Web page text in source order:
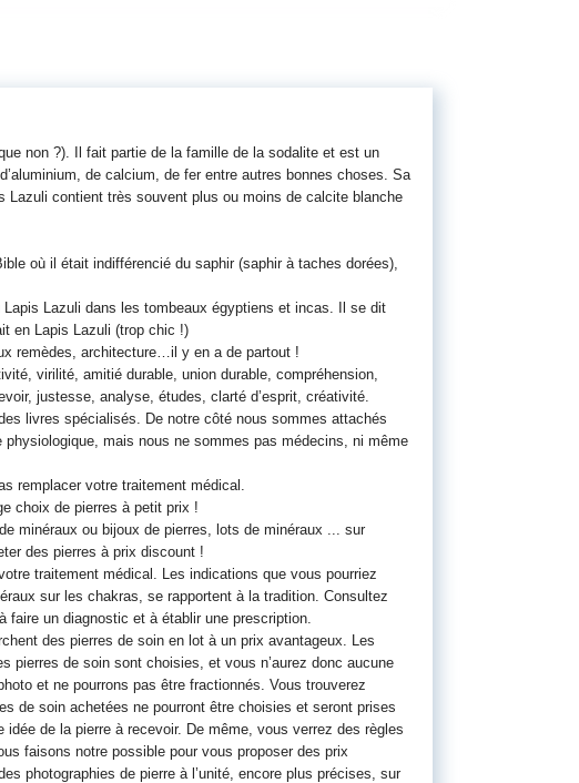
non ?). Il fait partie de la famille de la sodalite et est un
de calcium, de fer entre autres bonnes choses. Sa
Lazuli contient très souvent plus ou moins de calcite blanche
où il était indifférencié du saphir (saphir à taches dorées),
Lazuli dans les tombeaux égyptiens et incas. Il se dit
en Lapis Lazuli (trop chic !)
remèdes, architecture…il y en a de partout !
virilité, amitié durable, union durable, compréhension,
justesse, analyse, études, clarté d’esprit, créativité.
livres spécialisés. De notre côté nous sommes attachés
mais nous ne sommes pas médecins, ni même
remplacer votre traitement médical.
choix de pierres à petit prix !
minéraux ou bijoux de pierres, lots de minéraux ... sur
des pierres à prix discount !
traitement médical. Les indications que vous pourriez
sur les chakras, se rapportent à la tradition. Consultez
un diagnostic et à établir une prescription.
des pierres de soin en lot à un prix avantageux. Les
de soin sont choisies, et vous n’aurez donc aucune
et ne pourrons pas être fractionnés. Vous trouverez
de soin achetées ne pourront être choisies et seront prises
de la pierre à recevoir. De même, vous verrez des règles
faisons notre possible pour vous proposer des prix
photographies de pierre à l’unité, encore plus précises, sur